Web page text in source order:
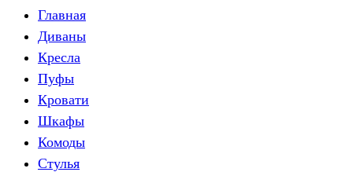
Главная
Диваны
Кресла
Пуфы
Кровати
Шкафы
Комоды
Стулья